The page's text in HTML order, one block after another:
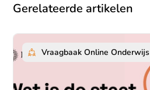
Gerelateerde artikelen
Vraagbaak Online Onderwijs